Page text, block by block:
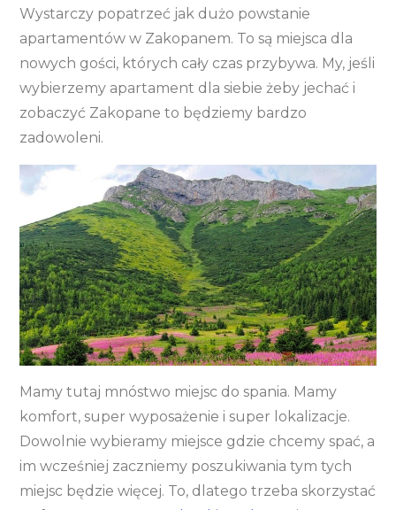
Wystarczy popatrzeć jak dużo powstanie
apartamentów w Zakopanem. To są miejsca dla
nowych gości, których cały czas przybywa. My, jeśli
wybierzemy apartament dla siebie żeby jechać i
zobaczyć Zakopane to będziemy bardzo
zadowoleni.
Mamy tutaj mnóstwo miejsc do spania. Mamy
komfort, super wyposażenie i super lokalizacje.
Dowolnie wybieramy miejsce gdzie chcemy spać, a
im wcześniej zaczniemy poszukiwania tym tych
miejsc będzie więcej. To, dlatego trzeba skorzystać